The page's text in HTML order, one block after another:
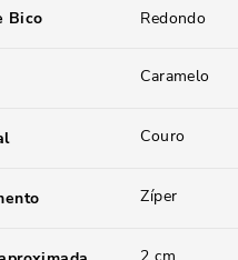
Bico Redondo
Caramelo
Couro
Zíper